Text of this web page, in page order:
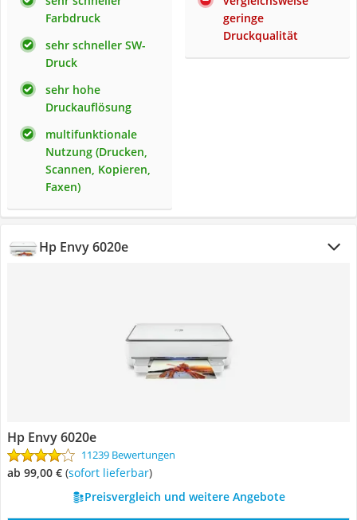
Farbdruck
sehr schneller SW-
Druck
sehr hohe
Druckauflösung
multifunktionale
Nutzung (Drucken,
Scannen, Kopieren,
Faxen)
geringe
Druckqualität
Hp Envy 6020e
Hp Envy 6020e
11239 Bewertungen
ab 99,00 € ( Sofort lieferbar)
Preisvergleich und weitere Angebote